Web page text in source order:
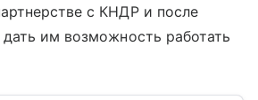
с КНДР и после
им возможность работать